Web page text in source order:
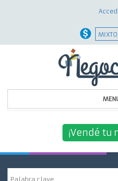
¿Por Qué
¡Vendé tu